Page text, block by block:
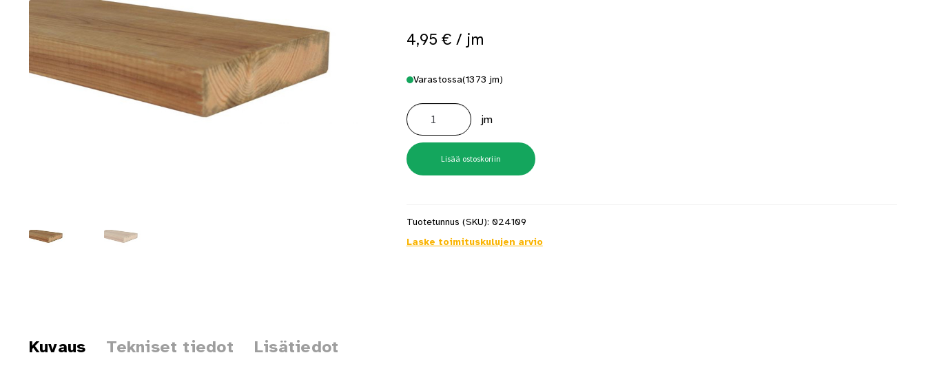
Toimitustavat- ja kulutTummuneet tai kuivat lauteet? Näin saat saunan puupinnat taas siisteiksi
4,95 € / jm
Varastossa(1373 jm)
Terassilauta
kestopuu
ruskea
33x170
sileä
määrä
jm
Lisää ostoskoriin
Tuotetunnus (SKU): 024109
Laske toimituskulujen arvio
Kuvaus Tekniset tiedot Lisätiedot